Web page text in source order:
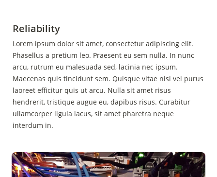
Reliability
Lorem ipsum dolor sit amet, consectetur adipiscing elit.
Phasellus a pretium leo. Praesent eu sem nulla. In nunc
arcu, rutrum eu malesuada sed, lacinia nec ipsum.
Maecenas quis tincidunt sem. Quisque vitae nisl vel purus
laoreet efficitur quis ut arcu. Nulla sit amet risus
hendrerit, tristique augue eu, dapibus risus. Curabitur
ullamcorper ligula lacus, sit amet pharetra neque
interdum in.